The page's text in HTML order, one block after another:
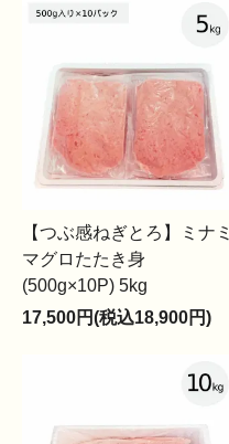
【つぶ感ねぎとろ】ミナミ
マグロたたき身
(500g×10P) 5kg
17,500円(税込18,900円)